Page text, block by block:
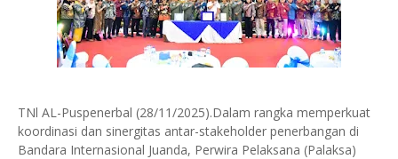
‎TNl AL-Puspenerbal (28/11/2025).Dalam rangka memperkuat
koordinasi dan sinergitas antar-stakeholder penerbangan di
Bandara Internasional Juanda, Perwira Pelaksana (Palaksa)